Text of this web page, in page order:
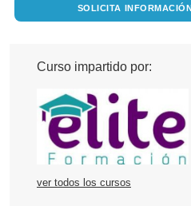
SOLICITA
Curso impartido por:
ver todos los cursos